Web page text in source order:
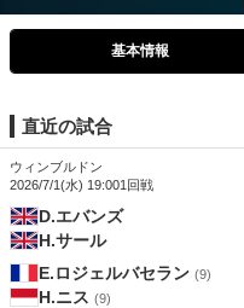
基本情報
直近の試合
ウィンブルドン
2026/7/1(水) 19:001回戦
D.エバンズ
H.サール
E.ロジェルバセラン (9)
H.ニス (9)